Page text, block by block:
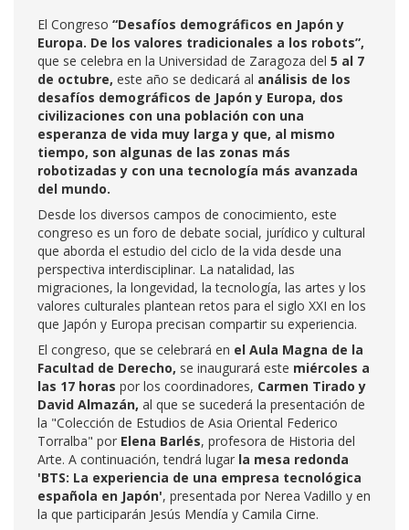
El Congreso “Desafíos demográficos en Japón y
Europa. De los valores tradicionales a los robots”,
que se celebra en la Universidad de Zaragoza del 5 al 7
de octubre, este año se dedicará al análisis de los
desafíos demográficos de Japón y Europa, dos
civilizaciones con una población con una
esperanza de vida muy larga y que, al mismo
tiempo, son algunas de las zonas más
robotizadas y con una tecnología más avanzada
del mundo.
Desde los diversos campos de conocimiento, este
congreso es un foro de debate social, jurídico y cultural
que aborda el estudio del ciclo de la vida desde una
perspectiva interdisciplinar. La natalidad, las
migraciones, la longevidad, la tecnología, las artes y los
valores culturales plantean retos para el siglo XXI en los
que Japón y Europa precisan compartir su experiencia.
El congreso, que se celebrará en el Aula Magna de la
Facultad de Derecho, se inaugurará este miércoles a
las 17 horas por los coordinadores, Carmen Tirado y
David Almazán, al que se sucederá la presentación de
la "Colección de Estudios de Asia Oriental Federico
Torralba" por Elena Barlés, profesora de Historia del
Arte. A continuación, tendrá lugar la mesa redonda
'BTS: La experiencia de una empresa tecnológica
española en Japón', presentada por Nerea Vadillo y en
la que participarán Jesús Mendía y Camila Cirne.